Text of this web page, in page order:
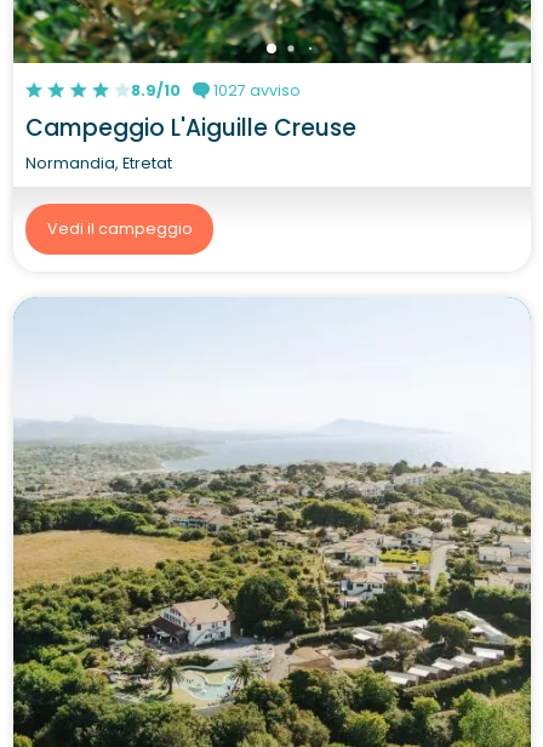
8.9/10 1027 avviso
Campeggio L'Aiguille Creuse
Normandia, Etretat
Vedi il campeggio